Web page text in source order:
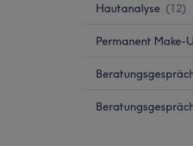
Hautanalyse (12)
Permanent Make-